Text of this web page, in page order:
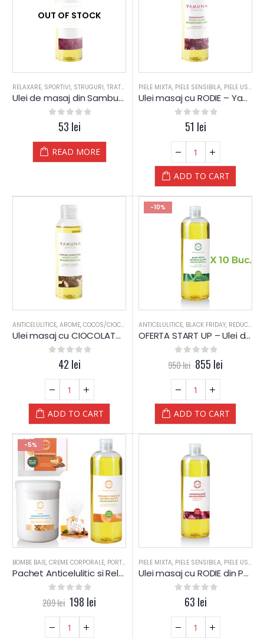
OUT OF STOCK
RELAXARE, SPORTIVI, STRUGURI, TRATAMENT CORPORAL ,ULEI 250ML,ULEI DE PLANTE
Ulei de masaj din Samburi de STRUGURI – Yamuna – 250 ml
out of 5
53 lei
READ MORE
PIELE MIXTA, PIELE SENSIBILA, PIELE USCATA
Ulei masaj cu RODIE – Yamuna – 250 ml
out of 5
51 lei
ADD TO CART
ANTICELULITICE, AROME, COCOS/CIOCOLAT? ,PIELE MIXTA,PIELE SENSIBILA,PIELE
Ulei masaj cu CIOCOLATA si COCOS – Yamuna – 250 ml
out of 5
42 lei
ADD TO CART
-10%
ANTICELULITICE, BLACK FRIDAY, REDUCERI
OFERTA START UP – Ulei de masaj cu ALOE VERA – PLANTE – Yamuna – 1.000 ML
out of 5
950lei 855 lei
ADD TO CART
-5%
BOMBE BAIE, CREME CORPORALE, PORTOCALE / SCORTISOARA , RELAXARE, START-UP
Pachet Anticelulitic si Relaxare PORTOCALE si SCORTISOARA – Yamuna
0 out of 5
209lei 198 lei
PIELE MIXTA, PIELE SENSIBILA, PIELE USCATA
Ulei masaj cu RODIE din PLANTE – Yamuna
out of 5
63 lei